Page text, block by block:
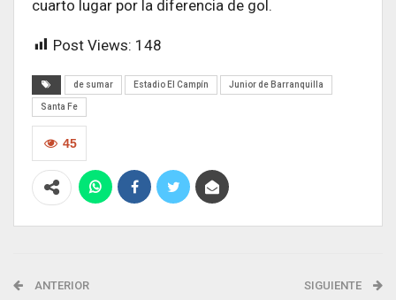
cuarto lugar por la diferencia de gol.
Post Views: 148
de sumar Estadio El Campín Junior de Barranquilla
Santa Fe
45
ANTERIOR SIGUIENTE